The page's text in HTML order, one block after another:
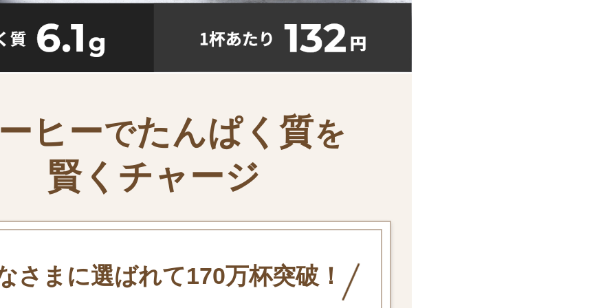
ヒーでたんぱく質を
賢くチャージ
さまに選ばれて170万杯突破！